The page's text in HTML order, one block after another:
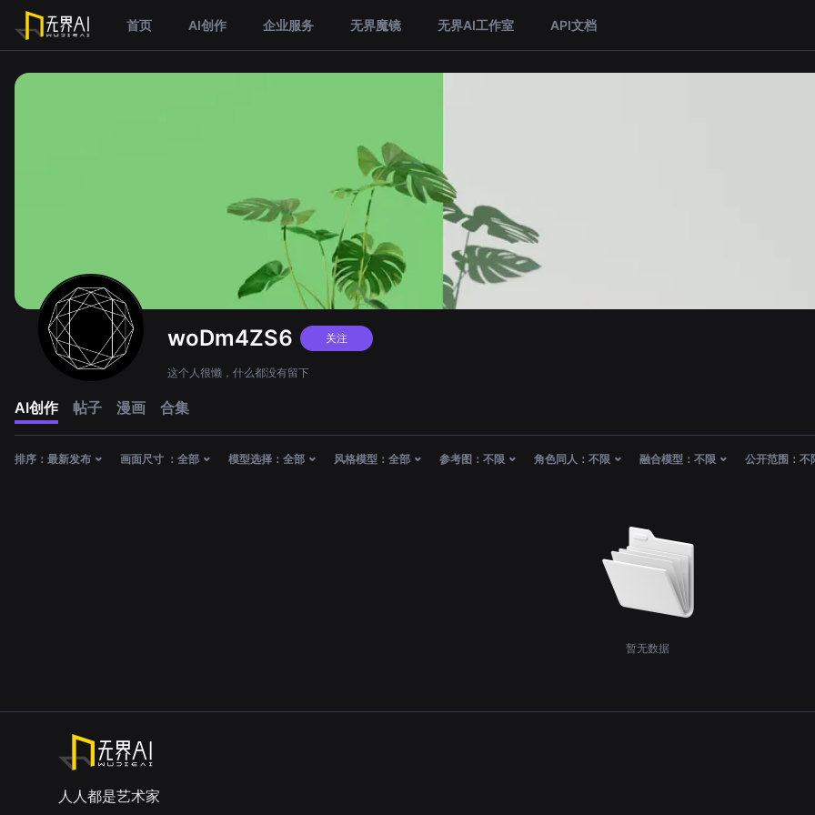
首页 AI创作 企业服务 无界魔镜 无界AI工作室 API文档
woDm4ZS6 关注
这个人很懒，什么都没有留下
AI创作 帖子 漫画 合集
排序： 最新发布 画面尺寸 ： 全部 模型选择： 全部 风格模型： 全部 参考图： 不限 角色同人： 不限 融合模型： 不限 公开范围： 不
暂无数据
人人都是艺术家